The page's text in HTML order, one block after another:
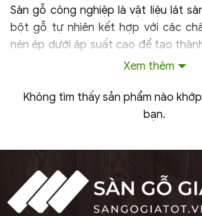
Sàn gỗ công nghiệp là vật liệu lát
bột gỗ tự nhiên kết hợp với các
nén ép dưới áp suất cao để tạo
chắn. Sản phẩm sử dụng cốt gỗ
chống ẩm hiệu quả.
Bề mặt sàn được phủ lớp
phủ này còn giúp chống trầy
ẩm tại Việt Nam.
Tuổi thọ trung bình của sàn gỗ
Xem thêm
Không tìm thấy sản phẩm nào
bạn.